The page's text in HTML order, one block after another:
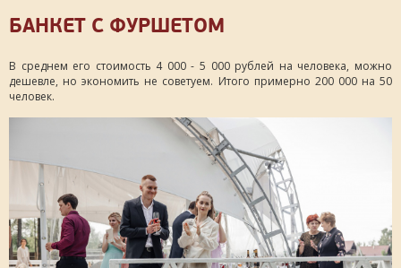
БАНКЕТ С ФУРШЕТОМ
В среднем его стоимость 4 000 - 5 000 рублей на человека, можно
дешевле, но экономить не советуем. Итого примерно 200 000 на 50
человек.